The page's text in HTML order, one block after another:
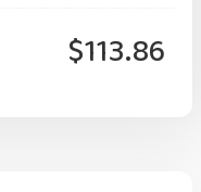
$113.86